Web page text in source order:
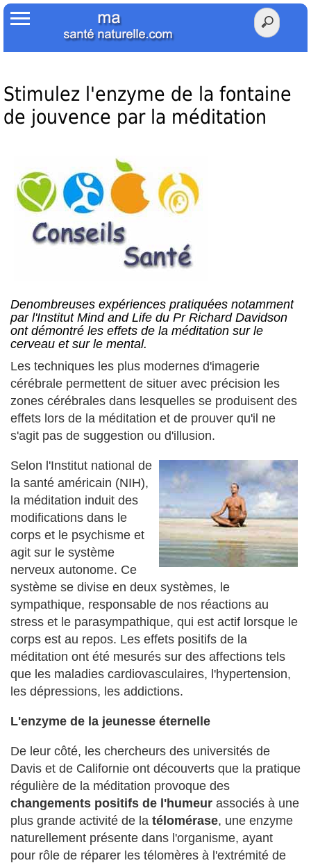
Accueil
Votre Santé
Poids Santé
Herbier
Membres Amis
Facebook
Stimulez l'enzyme de la fontaine
de jouvence par la méditation
Denombreuses expériences pratiquées notamment
par l'Institut Mind and Life du Pr Richard Davidson
ont démontré les effets de la méditation sur le
cerveau et sur le mental.
Les techniques les plus modernes d'imagerie
cérébrale permettent de situer avec précision les
zones cérébrales dans lesquelles se produisent des
effets lors de la méditation et de prouver qu'il ne
s'agit pas de suggestion ou d'illusion.
Selon l'Institut national de
la santé américain (NIH),
la méditation induit des
modifications dans le
corps et le psychisme et
agit sur le système
nerveux autonome. Ce
système se divise en deux systèmes, le
sympathique, responsable de nos réactions au
stress et le parasympathique, qui est actif lorsque le
corps est au repos. Les effets positifs de la
méditation ont été mesurés sur des affections tels
que les maladies cardiovasculaires, l'hypertension,
les dépressions, les addictions.
L'enzyme de la jeunesse éternelle
De leur côté, les chercheurs des universités de
Davis et de Californie ont découverts que la pratique
régulière de la méditation provoque des
changements positifs de l'humeur associés à une
plus grande activité de la télomérase, une enzyme
naturellement présente dans l'organisme, ayant
pour rôle de réparer les télomères à l'extrémité de